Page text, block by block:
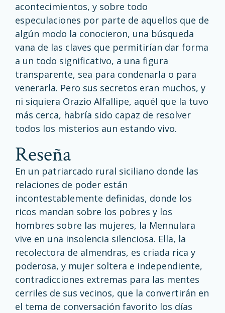
acontecimientos, y sobre todo
especulaciones por parte de aquellos que de
algún modo la conocieron, una búsqueda
vana de las claves que permitirían dar forma
a un todo significativo, a una figura
transparente, sea para condenarla o para
venerarla. Pero sus secretos eran muchos, y
ni siquiera Orazio Alfallipe, aquél que la tuvo
más cerca, habría sido capaz de resolver
todos los misterios aun estando vivo.
reseña
En un patriarcado rural siciliano donde las
relaciones de poder están
incontestablemente definidas, donde los
ricos mandan sobre los pobres y los
hombres sobre las mujeres, la Mennulara
vive en una insolencia silenciosa. Ella, la
recolectora de almendras, es criada rica y
poderosa, y mujer soltera e independiente,
contradicciones extremas para las mentes
cerriles de sus vecinos, que la convertirán en
el tema de conversación favorito los días